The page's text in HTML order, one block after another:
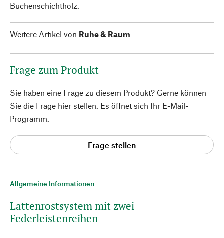
Allgemeine Informationen
Lattenrostsystem mit zwei
Federleistenreihen
Buchenschichtholz.
Weitere Artikel von Ruhe & Raum
Frage zum Produkt
Sie haben eine Frage zu diesem Produkt? Gerne können
Sie die Frage hier stellen. Es öffnet sich Ihr E-Mail-
Programm.
Frage stellen